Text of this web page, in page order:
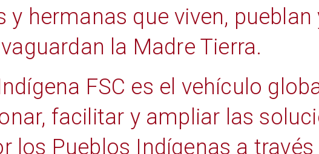
y hermanas que viven, pueblan
la Madre Tierra.
FSC es el vehículo
facilitar y ampliar las
los Pueblos Indígenas a través